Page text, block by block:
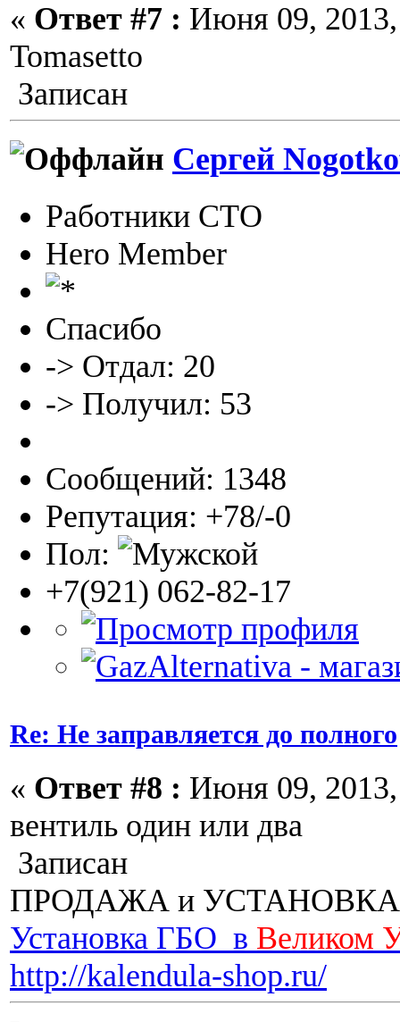
« Ответ #7 : Июня 09,
Tomasetto
Записан
Сергей
Работники СТО
Hero Member
Спасибо
-> Отдал: 20
-> Получил: 53
Сообщений: 1348
Репутация: +78/-0
Пол:
+7(921) 062-82-17
Re: Не заправляется до полного
« Ответ #8 : Июня 09,
вентиль один или два
Записан
ПРОДАЖА и
Установка ГБО в Великом
http://kalendula-shop.ru/